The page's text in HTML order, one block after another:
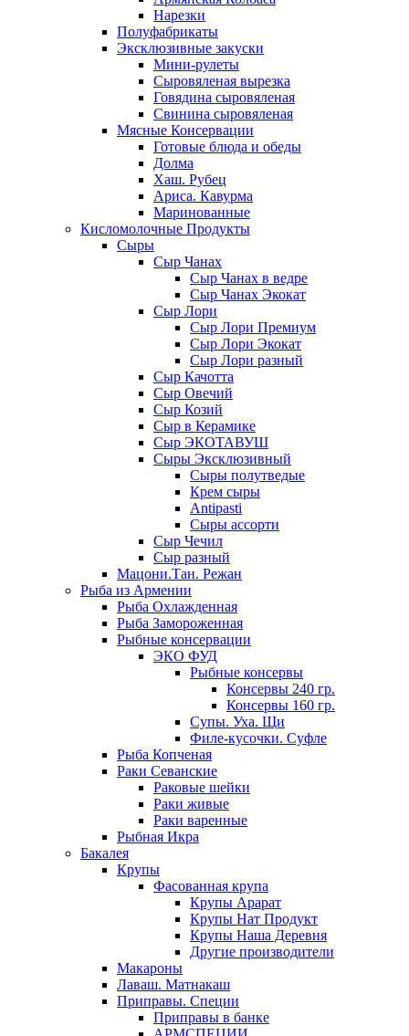
Нарезки
Полуфабрикаты
Эксклюзивные закуски
Мини-рулеты
Сыровяленая вырезка
Говядина сыровяленая
Свинина сыровяленая
Мясные Консервации
Готовые блюда и обеды
Долма
Хаш. Рубец
Ариса. Кавурма
Маринованные
Кисломолочные Продукты
Сыры
Сыр Чанах
Сыр Чанах в ведре
Сыр Чанах Экокат
Сыр Лори
Сыр Лори Премиум
Сыр Лори Экокат
Сыр Лори разный
Сыр Качотта
Сыр Овечий
Сыр Козий
Сыр в Керамике
Сыр ЭКОТАВУШ
Сыры Эксклюзивный
Сыры полутведые
Крем сыры
Antipasti
Сыры ассорти
Сыр Чечил
Сыр разный
Мацони.Тан. Режан
Рыба из Армении
Рыба Охлажденная
Рыба Замороженная
Рыбные консервации
ЭКО ФУД
Рыбные консервы
Консервы 240 гр.
Консервы 160 гр.
Супы. Уха. Щи
Филе-кусочки. Суфле
Рыба Копченая
Раки Севанские
Раковые шейки
Раки живые
Раки варенные
Рыбная Икра
Бакалея
Крупы
Фасованная крупа
Крупы Арарат
Крупы Нат Продукт
Крупы Наша Деревня
Другие производители
Макароны
Лаваш. Матнакаш
Приправы. Специи
Приправы в банке